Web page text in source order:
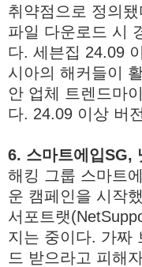
취약점으로 정의
파일 다운로드 시
다. 세븐집 24.09
시아의 해커들이
안 업체 트렌드마
다. 24.09 이상 버
6. 스마트에입SG,
해킹 그룹 스마트
운 캠페인을 시작
서포트랫
지는 중이다. 가짜
드 받으라고 피해